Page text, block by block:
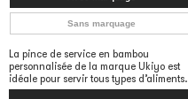
Sans marquage
La pince de service en bambou
personnalisée de la marque Ukiyo est
idéale pour servir tous types d’aliments.